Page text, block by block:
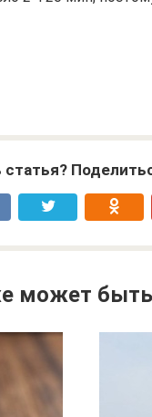
статья?
может быть